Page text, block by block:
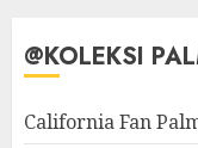
@KOLEKSI
California Fan